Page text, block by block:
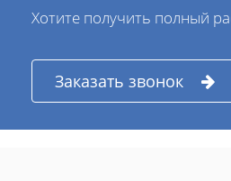
Хотите получить полный
Заказать звонок